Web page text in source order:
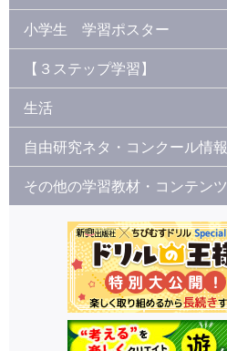
小学生 学習ポスター
【３ステップ学習】
生活
自由研究ネタ・コンクール情報
その他の学習教材・コンテンツ